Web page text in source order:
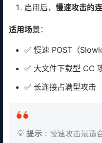
启用后， 慢速攻击的
适用场景 ：
✅ 慢速 POST（
✅ 大文件下载型 CC
✅ 长连接占满型攻击
💡 提示 ：慢速攻击最适